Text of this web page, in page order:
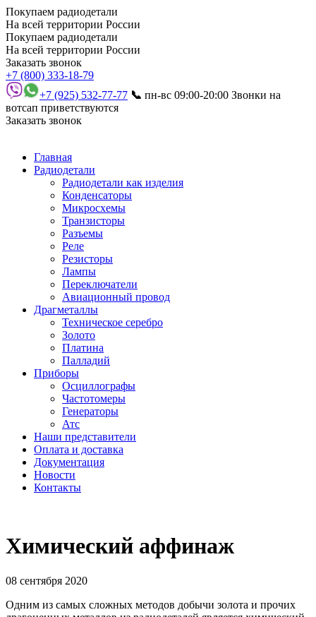
Покупаем радиодетали
На всей территории России
Покупаем радиодетали
На всей территории России
Заказать звонок
+7 (800) 333-18-79
+7 (925) 532-77-77 📞 пн-вс 09:00-20:00 Звонки на
вотсап приветствуются
Заказать звонок
Главная
Радиодетали
Радиодетали как изделия
Конденсаторы
Микросхемы
Транзисторы
Разъемы
Реле
Резисторы
Лампы
Переключатели
Авиационный провод
Драгметаллы
Техническое серебро
Золото
Платина
Палладий
Приборы
Осциллографы
Частотомеры
Генераторы
Атс
Наши представители
Оплата и доставка
Документация
Новости
Контакты
Химический аффинаж
08 сентября 2020
Одним из самых сложных методов добычи золота и прочих